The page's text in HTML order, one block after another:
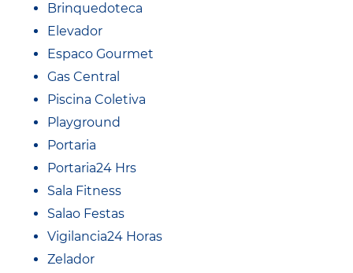
Brinquedoteca
Elevador
Espaco Gourmet
Gas Central
Piscina Coletiva
Playground
Portaria
Portaria24 Hrs
Sala Fitness
Salao Festas
Vigilancia24 Horas
Zelador